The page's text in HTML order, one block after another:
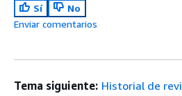
Sí
No
Enviar comentarios
Tema siguiente: Historial de